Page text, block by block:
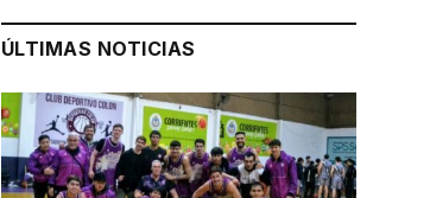
ÚLTIMAS NOTICIAS